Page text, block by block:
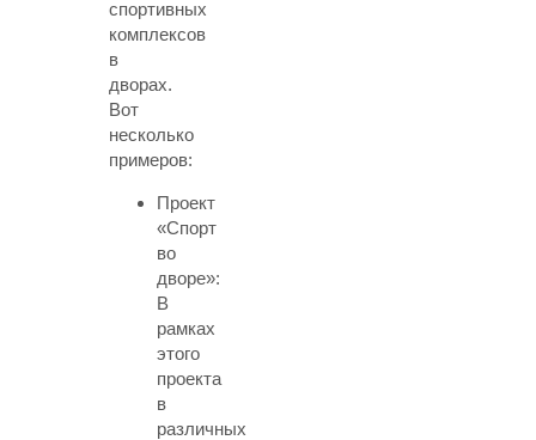
спортивных
комплексов
в
дворах.
Вот
несколько
примеров:
Проект
«Спорт
во
дворе»:
В
рамках
этого
проекта
в
различных